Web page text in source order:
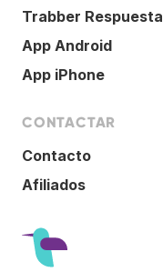
Trabber
App Android
App iPhone
CONTACTAR
Contacto
Afiliados